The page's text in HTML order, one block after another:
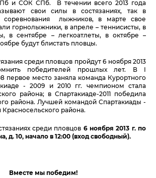
и СОК СПб.
В течении всего 2013 года
свои силы в состязаниях, так в
лыжников, в марте свое
горнолыжники, в апреле – теннисисты, в
в сентябре – легкоатлеты, в октябре –
будут блистать пловцы.
среди пловцов пройдут 6 ноября 2013
победителей прошлых лет. В I
первое место заняла команда Курортного
- 2009 и 2010 гг. чемпионом стала
района; в Спартакиаде-2011 победила
района. Лучшей командой Спартакиады -
Красносельского района.
среди пловцов 6 ноября 2013 г. по
д. 10, начало в 12:00 (вход свободный).
Вместе мы победим!